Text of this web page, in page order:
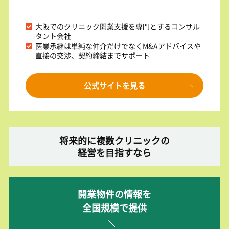
⼤阪でのクリニック開業⽀援を専⾨とするコンサル
タント会社
医業承継は単純な仲介だけでなくM&Aアドバイスや
直接の交渉、契約締結までサポート
公式サイトを見る
将来的に複数クリニックの
経営を⽬指すなら
開業物件の情報を
全国規模で提供